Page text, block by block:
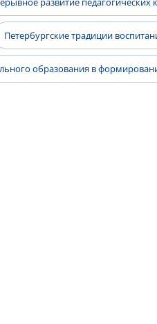
Петербургские традиции
образования в